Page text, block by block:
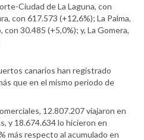
Ciudad de La Laguna, con
con 617.573 (+12,6%); La Palma,
30.485 (+5,0%); y, La Gomera,
canarios han registrado
que en el mismo periodo de
12.807.207 viajaron en
y 18.674.634 lo hicieron en
más respecto al acumulado en